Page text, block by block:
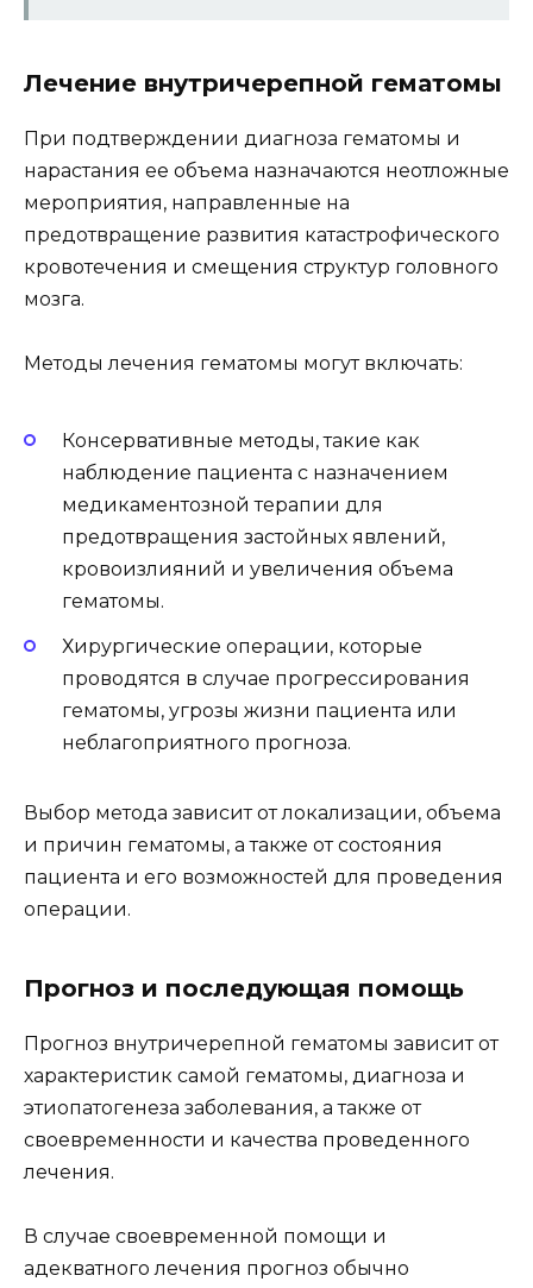
Лечение внутричерепной гематомы
При подтверждении диагноза гематомы и
нарастания ее объема назначаются неотложные
мероприятия, направленные на
предотвращение развития катастрофического
кровотечения и смещения структур головного
мозга.
Методы лечения гематомы могут включать:
Консервативные методы, такие как
наблюдение пациента с назначением
медикаментозной терапии для
предотвращения застойных явлений,
кровоизлияний и увеличения объема
гематомы.
Хирургические операции, которые
проводятся в случае прогрессирования
гематомы, угрозы жизни пациента или
неблагоприятного прогноза.
Выбор метода зависит от локализации, объема
и причин гематомы, а также от состояния
пациента и его возможностей для проведения
операции.
Прогноз и последующая помощь
Прогноз внутричерепной гематомы зависит от
характеристик самой гематомы, диагноза и
этиопатогенеза заболевания, а также от
своевременности и качества проведенного
лечения.
В случае своевременной помощи и
адекватного лечения прогноз обычно